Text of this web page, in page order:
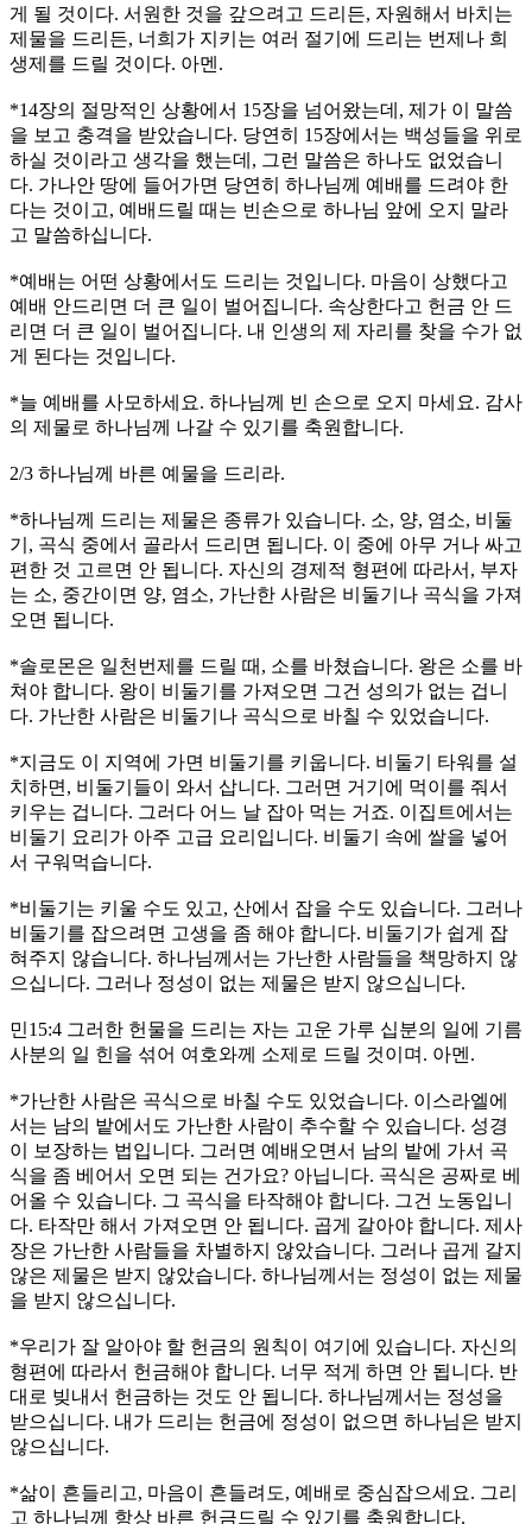
게 될 것이다. 서원한 것을 갚으려고 드리든, 자원해서 바치는
제물을 드리든, 너희가 지키는 여러 절기에 드리는 번제나 희
생제를 드릴 것이다. 아멘.
*14장의 절망적인 상황에서 15장을 넘어왔는데, 제가 이 말씀
을 보고 충격을 받았습니다. 당연히 15장에서는 백성들을 위로
하실 것이라고 생각을 했는데, 그런 말씀은 하나도 없었습니
다. 가나안 땅에 들어가면 당연히 하나님께 예배를 드려야 한
다는 것이고, 예배드릴 때는 빈손으로 하나님 앞에 오지 말라
고 말씀하십니다.
*예배는 어떤 상황에서도 드리는 것입니다. 마음이 상했다고
예배 안드리면 더 큰 일이 벌어집니다. 속상한다고 헌금 안 드
리면 더 큰 일이 벌어집니다. 내 인생의 제 자리를 찾을 수가 없
게 된다는 것입니다.
*늘 예배를 사모하세요. 하나님께 빈 손으로 오지 마세요. 감사
의 제물로 하나님께 나갈 수 있기를 축원합니다.
2/3 하나님께 바른 예물을 드리라.
*하나님께 드리는 제물은 종류가 있습니다. 소, 양, 염소, 비둘
기, 곡식 중에서 골라서 드리면 됩니다. 이 중에 아무 거나 싸고
편한 것 고르면 안 됩니다. 자신의 경제적 형편에 따라서, 부자
는 소, 중간이면 양, 염소, 가난한 사람은 비둘기나 곡식을 가져
오면 됩니다.
*솔로몬은 일천번제를 드릴 때, 소를 바쳤습니다. 왕은 소를 바
쳐야 합니다. 왕이 비둘기를 가져오면 그건 성의가 없는 겁니
다. 가난한 사람은 비둘기나 곡식으로 바칠 수 있었습니다.
*지금도 이 지역에 가면 비둘기를 키웁니다. 비둘기 타워를 설
치하면, 비둘기들이 와서 삽니다. 그러면 거기에 먹이를 줘서
키우는 겁니다. 그러다 어느 날 잡아 먹는 거죠. 이집트에서는
비둘기 요리가 아주 고급 요리입니다. 비둘기 속에 쌀을 넣어
서 구워먹습니다.
*비둘기는 키울 수도 있고, 산에서 잡을 수도 있습니다. 그러나
비둘기를 잡으려면 고생을 좀 해야 합니다. 비둘기가 쉽게 잡
혀주지 않습니다. 하나님께서는 가난한 사람들을 책망하지 않
으십니다. 그러나 정성이 없는 제물은 받지 않으십니다.
민15:4 그러한 헌물을 드리는 자는 고운 가루 십분의 일에 기름
사분의 일 힌을 섞어 여호와께 소제로 드릴 것이며. 아멘.
*가난한 사람은 곡식으로 바칠 수도 있었습니다. 이스라엘에
서는 남의 밭에서도 가난한 사람이 추수할 수 있습니다. 성경
이 보장하는 법입니다. 그러면 예배오면서 남의 밭에 가서 곡
식을 좀 베어서 오면 되는 건가요? 아닙니다. 곡식은 공짜로 베
어올 수 있습니다. 그 곡식을 타작해야 합니다. 그건 노동입니
다. 타작만 해서 가져오면 안 됩니다. 곱게 갈아야 합니다. 제사
장은 가난한 사람들을 차별하지 않았습니다. 그러나 곱게 갈지
않은 제물은 받지 않았습니다. 하나님께서는 정성이 없는 제물
을 받지 않으십니다.
*우리가 잘 알아야 할 헌금의 원칙이 여기에 있습니다. 자신의
형편에 따라서 헌금해야 합니다. 너무 적게 하면 안 됩니다. 반
대로 빚내서 헌금하는 것도 안 됩니다. 하나님께서는 정성을
받으십니다. 내가 드리는 헌금에 정성이 없으면 하나님은 받지
않으십니다.
*삶이 흔들리고, 마음이 흔들려도, 예배로 중심잡으세요. 그리
고 하나님께 항상 바른 헌금드릴 수 있기를 축원합니다.